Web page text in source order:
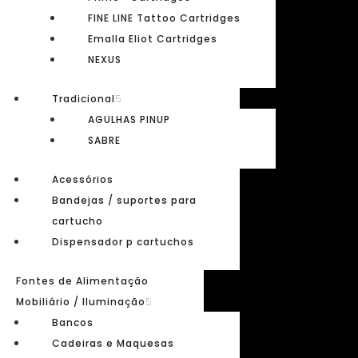
FINE LINE Tattoo Cartridges
Emalla Eliot Cartridges
NEXUS
Tradicional
AGULHAS PINUP
SABRE
Acessórios
Bandejas / suportes para
cartucho
Dispensador p cartuchos
Fontes de Alimentação
Mobiliário / Iluminação
Bancos
Cadeiras e Maquesas
© CRAZY TATTOO by Cláudio Silva | NIF:213221179
Aos valores apresentados acresce IVA à taxa legal em vigor.
no que podemos ajudar?